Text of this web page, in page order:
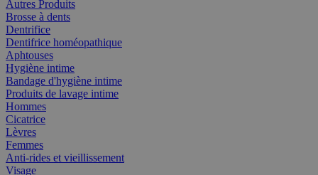
Autres Produits
Brosse à dents
Dentrifice
Dentifrice homéopathique
Aphtouses
Hygiène intime
Bandage d'hygiène intime
Produits de lavage intime
Hommes
Cicatrice
Lèvres
Femmes
Anti-rides et vieillissement
Visage